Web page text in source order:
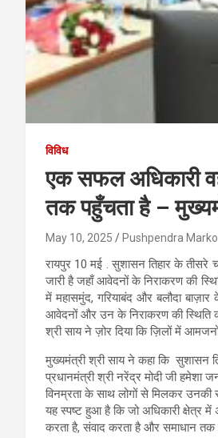
विविध
एक सफल अधिकारी
तक पहुँचता है –
May 10, 2025 Pushpendra Marko
रायपुर 10 मई . सुशासन तिहार के तीसरे
जारी है जहाँ आवेदनों के निराकरण की
में महासमुंद, गरियाबंद और बलौदा
आवेदनों और उन के निराकरण की स्थिति
श्री साय ने ज़ोर दिया कि ज़िलों में
मुख्यमंत्री श्री साय ने कहा कि सुशासन
प्रधानमंत्री श्री नरेंद्र मोदी जी हमेशा
विनम्रता के साथ लोगों से मिलकर उनकी
यह स्पष्ट हुआ है कि जो अधिकारी क्षेत्र
करता है, संवाद करता है और समाधान तक